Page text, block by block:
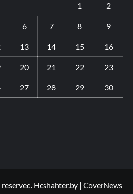
1 2
6 7 8 9
13 14 15 16
20 21 22 23
27 28 29 30
Hcshahter.by | CoverNews